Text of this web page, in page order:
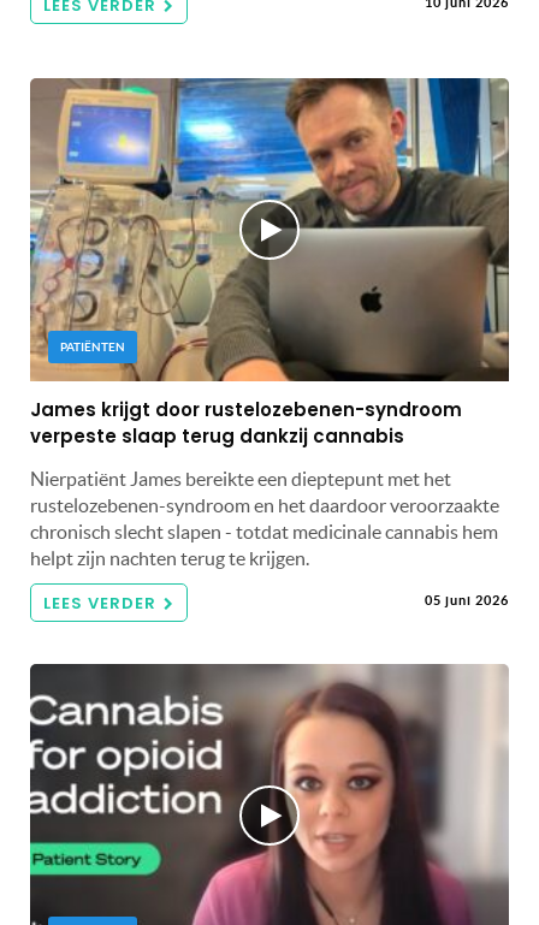
LEES VERDER
PATIËNTEN
James krijgt door rustelozebenen-syndroom
verpeste slaap terug dankzij cannabis
Nierpatiënt James bereikte een dieptepunt met het
rustelozebenen-syndroom en het daardoor veroorzaakte
chronisch slecht slapen - totdat medicinale cannabis hem
helpt zijn nachten terug te krijgen.
LEES VERDER 05 juni 2026